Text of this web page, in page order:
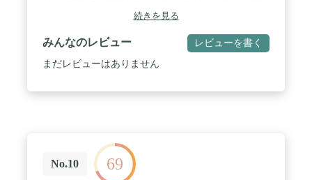
性に優れています。三角構造はより安定、耐荷重が
20㎏に達した。 / 【多場合適用・部品完備】 可動フ
ックが付き、ハンガーラックとして衣服・雨具をか
けて、小物を収納するのにとても重宝して、タープ
や寝袋などをぶら下げて干すのにも快適になりま
たたみ式のランタンスタンドで、ゴムロープで繋が
って、部品をなくすことが免れられます。手軽に組
み立て・分解できるので、セットアップも撤収もや
続きを見る
みんなのレビュー レビューを書く
まだレビューはありません
No.10 69